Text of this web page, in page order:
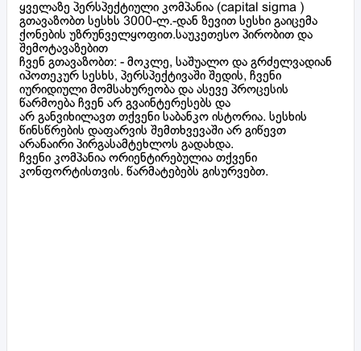
ყველაზე პერსპექტიული კომპანია (capital sigma )
გთავაზობთ სესხს 3000-ლ.-დან ზევით სესხი გაიცემა
ქონების უზრუნველყოფით.საუკეთესო პირობით და
შემოტავაზებით
ჩვენ გთავაზობთ: - მოკლე, საშუალო და გრძელვადიან
იპოთეკურ სესხს, პერსპექტივაში შედის, ჩვენი
იურიდიული მომსახურეობა და ასევე პროცესის
წარმოება ჩვენ არ გვაინტერესებს და
არ განვიხილავთ თქვენი საბანკო ისტორია. სესხის
წინსწრების დაფარვის შემთხვევაში არ გიწევთ
არანაირი პირგასამტეხლოს გადახდა.
ჩვენი კომპანია ორიენტირებულია თქვენი
კონფორტისთვის. წარმატებებს გისურვებთ.